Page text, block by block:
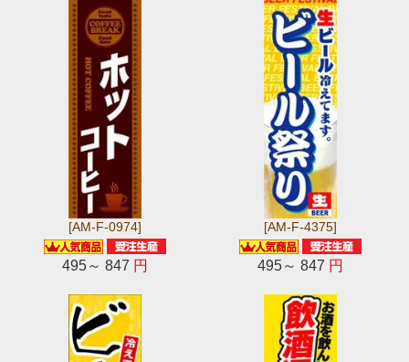
[AM-F-0974]
495～ 847 円
[AM-F-4375]
495～ 847 円